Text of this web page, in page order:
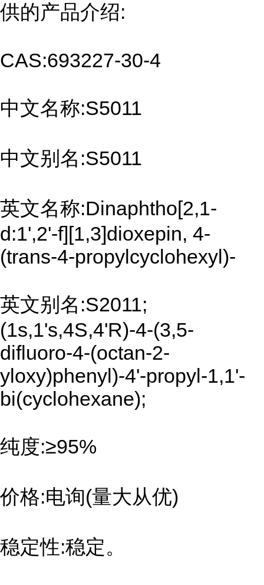
供的产品介绍:
CAS:693227-30-4
中文名称:S5011
中文别名:S5011
英文名称:Dinaphtho[2,1-
d:1',2'-f][1,3]dioxepin, 4-
(trans-4-propylcyclohexyl)-
英文别名:S2011;
(1s,1's,4S,4'R)-4-(3,5-
difluoro-4-(octan-2-
yloxy)phenyl)-4'-propyl-1,1'-
bi(cyclohexane);
纯度:≥95%
价格:电询(量大从优)
稳定性:稳定。